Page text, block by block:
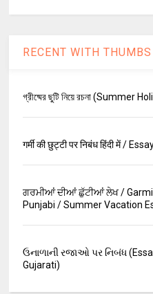
RECENT WITH THUMBS
গ্রীষ্মের ছুটি নিয়ে রচনা (Summer
गर्मी की छुट्टी पर निबंध हिंदी में /
ਗਰਮੀਆਂ ਦੀਆਂ ਛੁੱਟੀਆਂ ਲੇਖ / Garmi
Punjabi / Summer Vacation
ઉનાળાની રજાઓ પર નિબંધ
Gujarati)